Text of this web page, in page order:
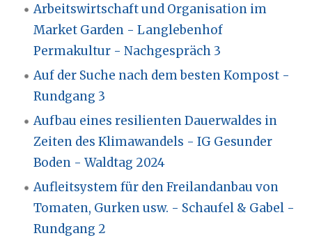
Arbeitswirtschaft und Organisation im
Market Garden - Langlebenhof
Permakultur - Nachgespräch 3
Auf der Suche nach dem besten Kompost -
Rundgang 3
Aufbau eines resilienten Dauerwaldes in
Zeiten des Klimawandels - IG Gesunder
Boden - Waldtag 2024
Aufleitsystem für den Freilandanbau von
Tomaten, Gurken usw. - Schaufel & Gabel -
Rundgang 2